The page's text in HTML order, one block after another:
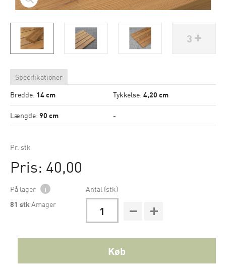
3
Specifikationer
Bredde: 14 cm Tykkelse: 4,20 cm
Længde: 90 cm -
Pr. stk
Pris: 40,00
På lager
i
81 stk Amager
Antal (stk)
Køb